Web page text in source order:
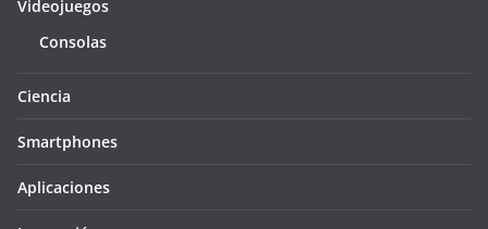
Videojuegos
Consolas
Ciencia
Smartphones
Aplicaciones